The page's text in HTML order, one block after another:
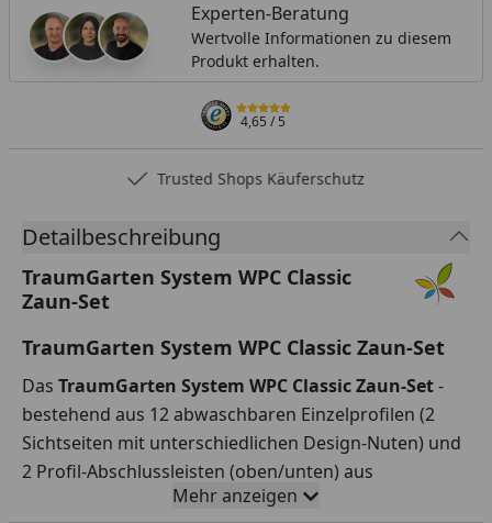
Experten-Beratung
Wertvolle Informationen zu diesem
Produkt erhalten.
4,65/ 5
Trusted Shops Käuferschutz
Detailbeschreibung
TraumGarten System WPC Classic
Zaun-Set
TraumGarten System WPC Classic Zaun-Set
Das TraumGarten System WPC Classic Zaun-Set-
bestehend aus 12 abwaschbaren Einzelprofilen (2
Sichtseiten mit unterschiedlichen Design-Nuten) und
2 Profil-Abschlussleisten (oben/unten) aus
Mehr anzeigen